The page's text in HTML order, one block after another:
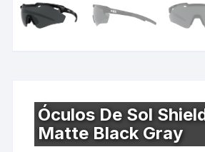
Óculos De Sol
Matte Black Gray